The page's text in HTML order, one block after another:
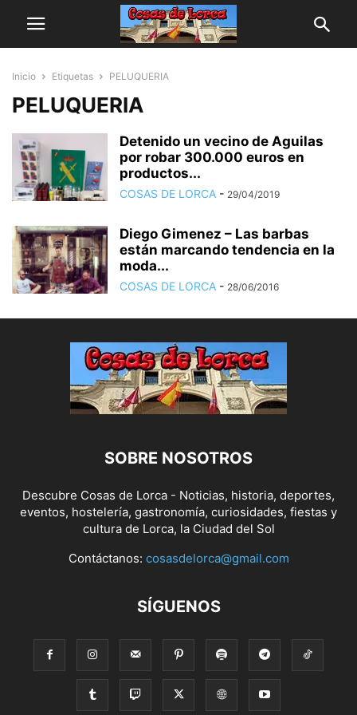
Inicio Etiquetas PELUQUERIA
PELUQUERIA
Detenido un vecino de Aguilas
por robar 300.000 euros en
productos...
COSAS DE LORCA - 29/04/2019
Diego Gimenez – Las barbas
están marcando tendencia en la
moda...
COSAS DE LORCA - 28/06/2016
SOBRE NOSOTROS
Descubre Cosas de Lorca - Noticias, historia, deportes,
eventos, hostelería, gastronomía, curiosidades, fiestas y
cultura de Lorca, la Ciudad del Sol
Contáctanos: cosasdelorca@gmail.com
SÍGUENOS